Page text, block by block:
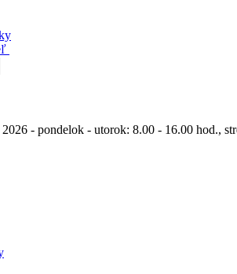
- pondelok - utorok: 8.00 - 16.00 hod.,